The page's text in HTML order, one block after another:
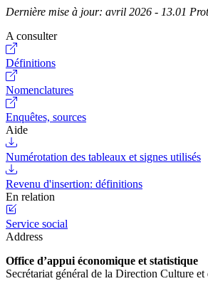
Dernière mise à jour: avril 2026 - 13.01
A consulter
Définitions
Nomenclatures
Enquêtes, sources
Aide
Numérotation des tableaux et signes utilisés
Revenu d'insertion: définitions
En relation
Service social
Address
Office d’appui économique et statistique
Secrétariat général de la Direction Culture